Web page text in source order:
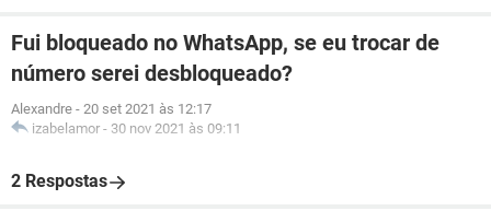
Fui bloqueado no WhatsApp, se eu trocar de
número serei desbloqueado?
Alexandre - 20 set 2021 às 12:17
izabelamor - 30 nov 2021 às 09:11
2 Respostas